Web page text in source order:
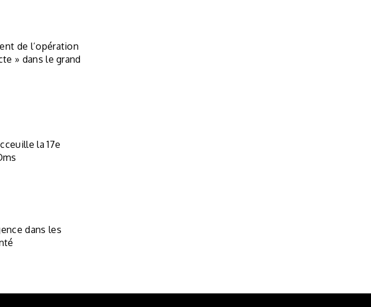
de l’opération
» dans le grand
la 17e
dans les